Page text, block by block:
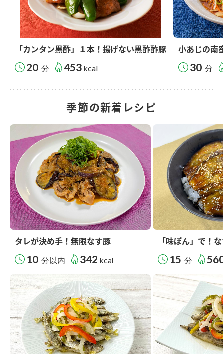
「カンタン黒酢」１本！揚げない黒酢酢豚
20 分 453 kcal
小あじの南
30 分
季節の新着レシピ
タレが決め手！無限なす豚
10 分以内 342 kcal
「味ぽん」で！
15 分